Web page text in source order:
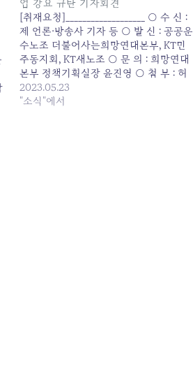
업 강요 규탄 기자회견
[취재요청]___________________ ○ 수 신 :
제 언론·방송사 기자 등 ○ 발 신 : 공공운
수노조 더불어사는희망연대본부, KT민
주동지회, KT새노조 ○ 문 의 : 희망연대
본부 정책기획실장 윤진영 ○ 첨 부 : 허
수영업실태 자료, 기자회견문 -----------
------------------------------------------
2023.05.23
"소식"에서